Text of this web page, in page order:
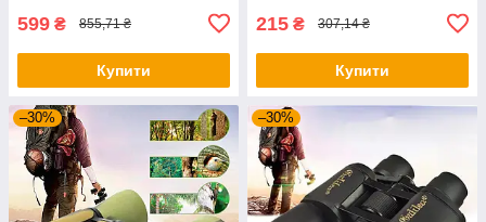
599 ₴ 855,71 ₴
Купити
215 ₴ 307,14 ₴
Купити
–30% –30%